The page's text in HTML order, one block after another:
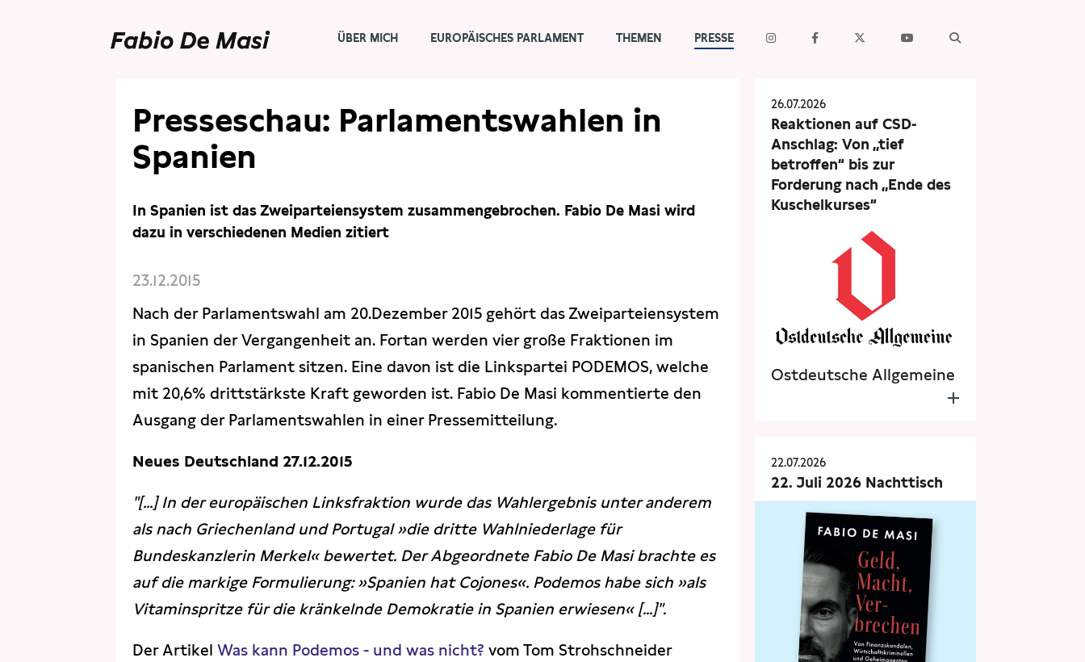
ÜBER MICH EUROPÄISCHES PARLAMENT THEMEN PRESSE
Presseschau: Parlamentswahlen in
Spanien
In Spanien ist das Zweiparteiensystem zusammengebrochen. Fabio De Masi wird
dazu in verschiedenen Medien zitiert
23.12.2015
Nach der Parlamentswahl am 20.Dezember 2015 gehört das Zweiparteiensystem
in Spanien der Vergangenheit an. Fortan werden vier große Fraktionen im
spanischen Parlament sitzen. Eine davon ist die Linkspartei PODEMOS, welche
mit 20,6% drittstärkste Kraft geworden ist. Fabio De Masi kommentierte den
Ausgang der Parlamentswahlen in einer Pressemitteilung.
Neues Deutschland 27.12.2015
"[...] In der europäischen Linksfraktion wurde das Wahlergebnis unter anderem
als nach Griechenland und Portugal »die dritte Wahlniederlage für
Bundeskanzlerin Merkel« bewertet. Der Abgeordnete Fabio De Masi brachte es
auf die markige Formulierung: »Spanien hat Cojones«. Podemos habe sich »als
Vitaminspritze für die kränkelnde Demokratie in Spanien erwiesen« [...]".
Der ArtikelWas kann Podemos - und was nicht? vom Tom Strohschneider
26.07.2026
Reaktionen auf CSD-
Anschlag: Von „tief
betroffen“ bis zur
Forderung nach „Ende des
Kuschelkurses“
Ostdeutsche Allgemeine
22.07.2026
22. Juli 2026 Nachttisch